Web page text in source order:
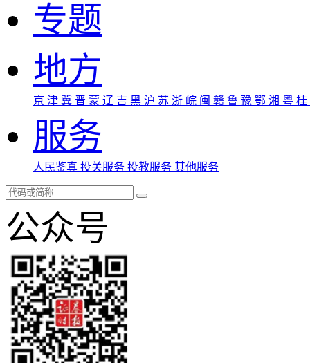
专题
地方
京 津 冀 晋 蒙 辽 吉 黑 沪 苏 浙 皖 闽 赣 鲁 豫 鄂 湘 粤 桂
服务
人民鉴真 投关服务 投教服务 其他服务
公众号